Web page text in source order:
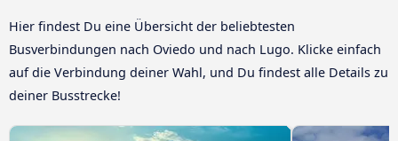
Hier findest Du eine Übersicht der beliebtesten
Busverbindungen nach Oviedo und nach Lugo. Klicke einfach
auf die Verbindung deiner Wahl, und Du findest alle Details zu
deiner Busstrecke!